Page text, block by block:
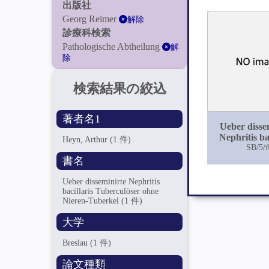
出版社
Georg Reimer
解除
診療科検索
Pathologische Abtheilung
解
除
検索結果の絞込
著者名1
Heyn, Arthur(1 件)
書名
Ueber disseminirte Nephritis
bacillaris Tuberculöser ohne
Nieren-Tuberkel(1 件)
大学
Breslau(1 件)
論文種類
Ueber
Nephritis
SB/5/#